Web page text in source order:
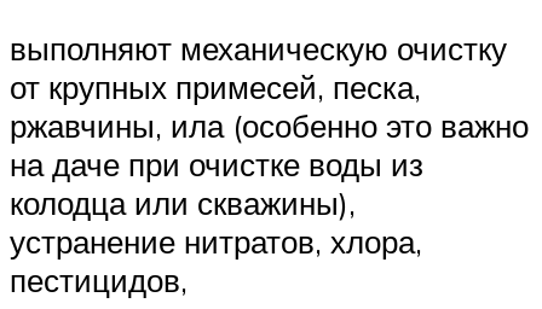
выполняют механическую очистку
от крупных примесей, песка,
ржавчины, ила (особенно это важно
на даче при очистке воды из
колодца или скважины),
устранение нитратов, хлора,
пестицидов,